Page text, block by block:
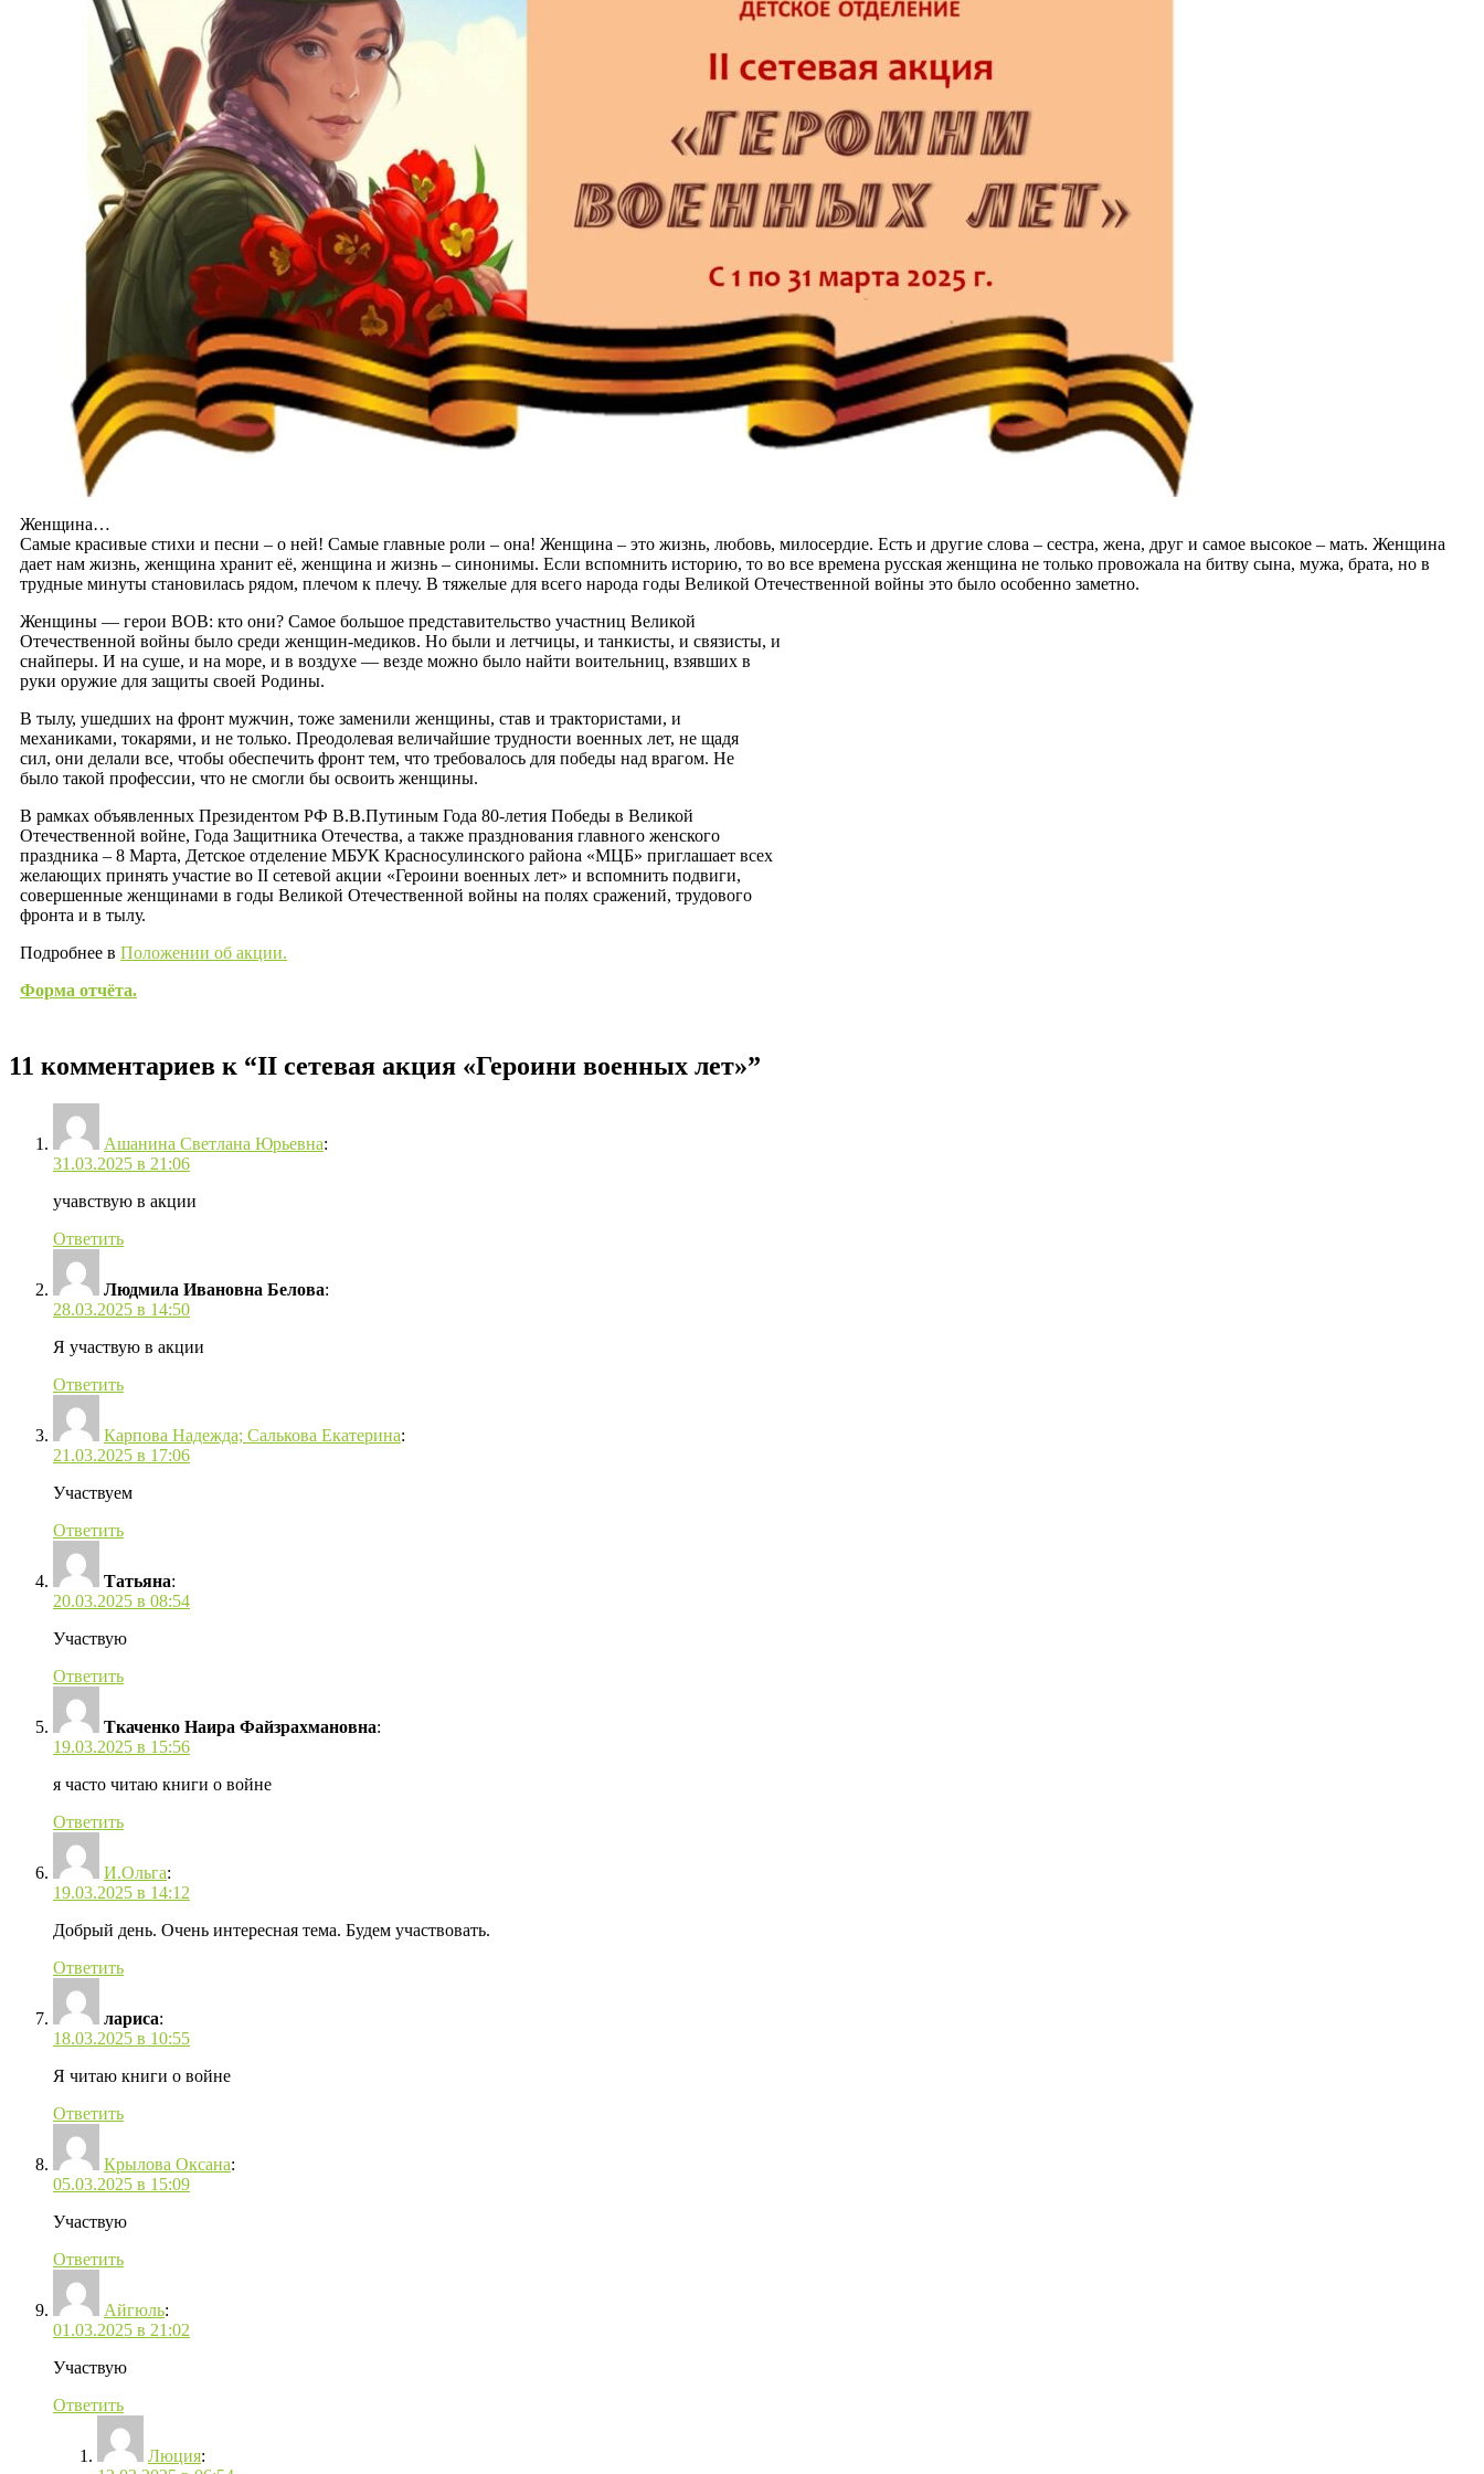
Женщина…
Самые красивые стихи и песни – о ней! Самые главные роли – она! Женщина – это жизнь, любовь, милосердие. Есть и другие слова – сестра, жена, друг и самое высокое – мать. Женщина
дает нам жизнь, женщина хранит её, женщина и жизнь – синонимы. Если вспомнить историю, то во все времена русская женщина не только провожала на битву сына, мужа, брата, но в
трудные минуты становилась рядом, плечом к плечу. В тяжелые для всего народа годы Великой Отечественной войны это было особенно заметно.
Женщины — герои ВОВ: кто они? Самое большое представительство участниц Великой
Отечественной войны было среди женщин-медиков. Но были и летчицы, и танкисты, и связисты, и
снайперы. И на суше, и на море, и в воздухе — везде можно было найти воительниц, взявших в
руки оружие для защиты своей Родины.
В тылу, ушедших на фронт мужчин, тоже заменили женщины, став и трактористами, и
механиками, токарями, и не только. Преодолевая величайшие трудности военных лет, не щадя
сил, они делали все, чтобы обеспечить фронт тем, что требовалось для победы над врагом. Не
было такой профессии, что не смогли бы освоить женщины.
В рамках объявленных Президентом РФ В.В.Путиным Года 80-летия Победы в Великой
Отечественной войне, Года Защитника Отечества, а также празднования главного женского
праздника – 8 Марта, Детское отделение МБУК Красносулинского района «МЦБ» приглашает всех
желающих принять участие во II сетевой акции «Героини военных лет» и вспомнить подвиги,
совершенные женщинами в годы Великой Отечественной войны на полях сражений, трудового
фронта и в тылу.
Подробнее в Положении об акции.
Форма отчёта.
11 комментариев к “II сетевая акция «Героини военных лет»”
Ашанина Светлана Юрьевна:
31.03.2025 в 21:06
учавствую в акции
Ответить
Людмила Ивановна Белова:
28.03.2025 в 14:50
Я участвую в акции
Ответить
Карпова Надежда; Салькова Екатерина:
21.03.2025 в 17:06
Участвуем
Ответить
Татьяна:
20.03.2025 в 08:54
Участвую
Ответить
Ткаченко Наира Файзрахмановна:
19.03.2025 в 15:56
я часто читаю книги о войне
Ответить
И.Ольга:
19.03.2025 в 14:12
Добрый день. Очень интересная тема. Будем участвовать.
Ответить
лариса:
18.03.2025 в 10:55
Я читаю книги о войне
Ответить
Крылова Оксана:
05.03.2025 в 15:09
Участвую
Ответить
Айгюль:
01.03.2025 в 21:02
Участвую
Ответить
Люция: